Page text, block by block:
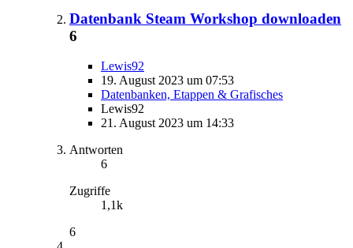
Datenbank Steam Workshop downloaden
6
Lewis92
19. August 2023 um 07:53
Datenbanken, Etappen & Grafisches
Lewis92
21. August 2023 um 14:33
Antworten
6
Zugriffe
1,1k
6